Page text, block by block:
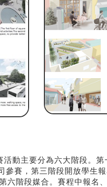
動主要分為六大階段。
賽，第三階段開放學生
六階段媒合。賽程中報名